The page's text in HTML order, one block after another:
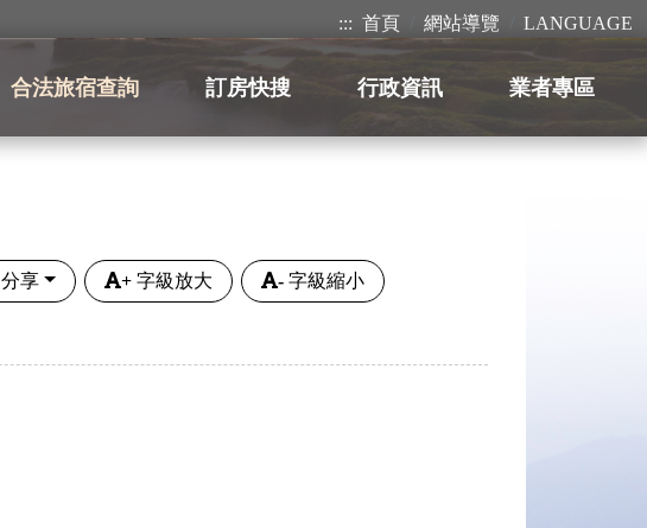
::: 首頁 網站導覽 LANGUAGE
合法旅宿查詢 訂房快搜 行政資訊 業者專區
分享 + 字級放大 - 字級縮小